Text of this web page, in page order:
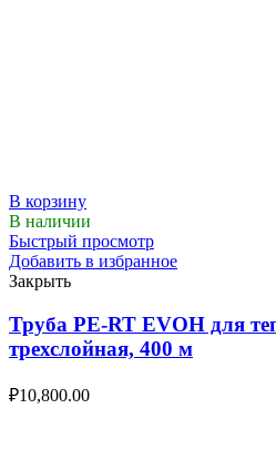
В корзину
В наличии
Быстрый просмотр
Добавить в избранное
Закрыть
Труба PE-RT EVOH для
трехслойная, 400 м
₽10,800.00